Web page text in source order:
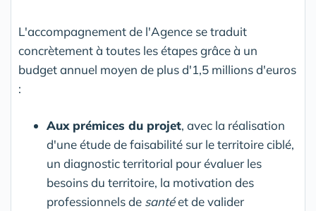
L'accompagnement de l'Agence se traduit
concrètement à toutes les étapes grâce à un
budget annuel moyen de plus d'1,5 millions d'euros
:
Aux prémices du projet, avec la réalisation
d'une étude de faisabilité sur le territoire ciblé,
un diagnostic territorial pour évaluer les
besoins du territoire, la motivation des
professionnels de santéet de valider